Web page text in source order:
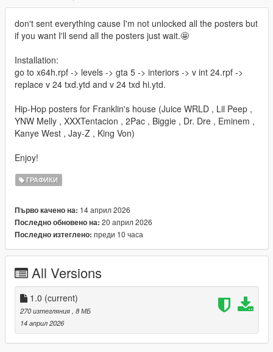
don't sent everything cause I'm not unlocked all the posters but
if you want I'll send all the posters just wait.🤩
Installation:
go to x64h.rpf -> levels -> gta 5 -> interiors -> v int 24.rpf ->
replace v 24 txd.ytd and v 24 txd hi.ytd.
Hip-Hop posters for Franklin's house (Juice WRLD , Lil Peep ,
YNW Melly , XXXTentacion , 2Pac , Biggie , Dr. Dre , Eminem ,
Kanye West , Jay-Z , King Von)
Enjoy!
ГРАФИКИ
Първо качено на: 14 април 2026
Последно обновено на: 20 април 2026
Последно изтеглено: преди 10 часа
All Versions
1.0 (current)
270 изтегляния , 8 МБ
14 април 2026